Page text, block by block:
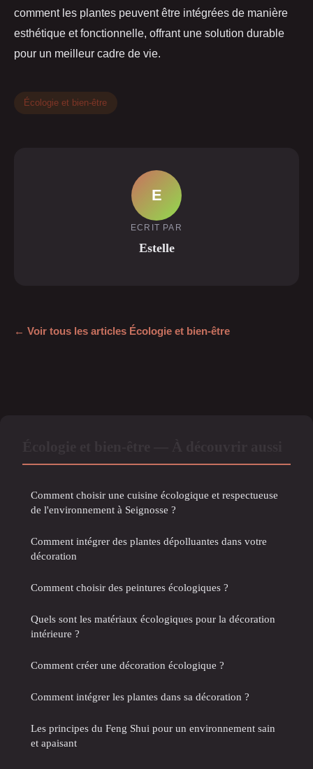
comment les plantes peuvent être intégrées de manière
esthétique et fonctionnelle, offrant une solution durable
pour un meilleur cadre de vie.
Écologie et bien-être
E
ECRIT PAR
Estelle
← Voir tous les articles Écologie et bien-être
Comment choisir une cuisine écologique et respectueuse
de l'environnement à Seignosse ?
Comment intégrer des plantes dépolluantes dans votre
décoration
Comment choisir des peintures écologiques ?
Quels sont les matériaux écologiques pour la décoration
intérieure ?
Comment créer une décoration écologique ?
Comment intégrer les plantes dans sa décoration ?
Les principes du Feng Shui pour un environnement sain
et apaisant